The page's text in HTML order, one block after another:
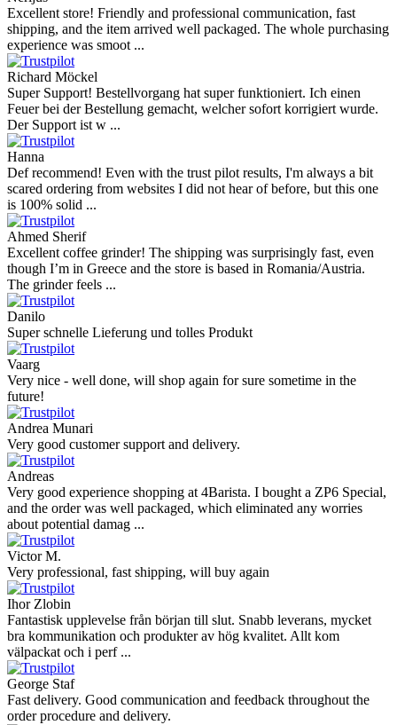
Excellent store! Friendly and professional communication, fast
shipping, and the item arrived well packaged. The whole purchasing
experience was smoot ...
Richard Möckel
Super Support! Bestellvorgang hat super funktioniert. Ich einen
Feuer bei der Bestellung gemacht, welcher sofort korrigiert wurde.
Der Support ist w ...
Hanna
Def recommend! Even with the trust pilot results, I'm always a bit
scared ordering from websites I did not hear of before, but this one
is 100% solid ...
Ahmed Sherif
Excellent coffee grinder! The shipping was surprisingly fast, even
though I’m in Greece and the store is based in Romania/Austria.
The grinder feels ...
Danilo
Super schnelle Lieferung und tolles Produkt
Vaarg
Very nice - well done, will shop again for sure sometime in the
future!
Andrea Munari
Very good customer support and delivery.
Andreas
Very good experience shopping at 4Barista. I bought a ZP6 Special,
and the order was well packaged, which eliminated any worries
about potential damag ...
Victor M.
Very professional, fast shipping, will buy again
Ihor Zlobin
Fantastisk upplevelse från början till slut. Snabb leverans, mycket
bra kommunikation och produkter av hög kvalitet. Allt kom
välpackat och i perf ...
George Staf
Fast delivery. Good communication and feedback throughout the
order procedure and delivery.